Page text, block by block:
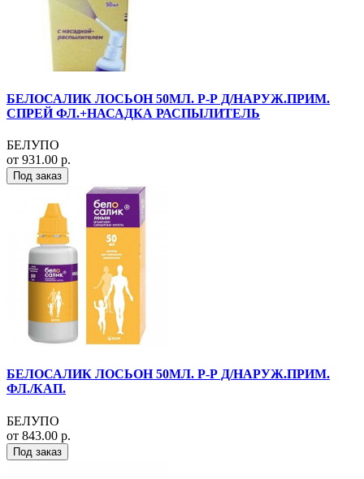
БЕЛОСАЛИК ЛОСЬОН 50МЛ. Р-Р Д/НАРУЖ.ПРИМ.
СПРЕЙ ФЛ.+НАСАДКА РАСПЫЛИТЕЛЬ
БЕЛУПО
от 931.00 р.
Под заказ
БЕЛОСАЛИК ЛОСЬОН 50МЛ. Р-Р Д/НАРУЖ.ПРИМ.
ФЛ./КАП.
БЕЛУПО
от 843.00 р.
Под заказ